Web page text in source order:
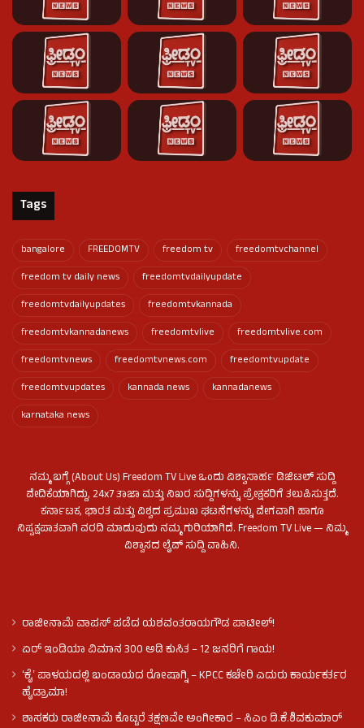
Tags
bangalore FREEDOMTV freedom tv
freedomtvchannel
freedom tv daily news
freedomtvdailyupdate
freedomtvdailyupdates
freedomtvkannada
freedomtvkannadanews
freedomtvlive
freedomtvlive.com
freedomtvnews
freedomtvnews.com
freedomtvupdate
freedomtvupdates
kannada news
kannadanews
karnataka news
ನಮ್ಮ ಬಗ್ಗೆ (About Us) Freedom TV Live ಒಂದು ವಿಶ್ವಾಸಾರ್ಹ ಡಿಜಿಟಲ್ ಸುದ್ದಿ
ವೇದಿಕೆಯಾಗಿದ್ದು, 24x7 ತಾಜಾ ಮತ್ತು ನಿಖರ ಸುದ್ದಿಗಳನ್ನು ಪ್ರೇಕ್ಷಕರಿಗೆ ತಲುಪಿಸುತ್ತದೆ.
ಕರ್ನಾಟಕ, ಭಾರತ ಮತ್ತು ವಿಶ್ವದ ಪ್ರಮುಖ ಘಟನೆಗಳನ್ನು ವೇಗವಾಗಿ ಹಾಗೂ
ನಿಷ್ಪಕ್ಷಪಾತವಾಗಿ ವರದಿ ಮಾಡುವುದು ನಮ್ಮ ಗುರಿಯಾಗಿದೆ. Freedom TV Live — ನಿಮ್ಮ
ವಿಶ್ವಾಸದ ಲೈವ್ ಸುದ್ದಿ ವಾಹಿನಿ.
ರಾಜೀನಾಮೆ ವಾಪಸ್ ಪಡೆದ ಯಶವಂತರಾಯಗೌಡ ಪಾಟೀಲ್‌!
ಏರ್ ಇಂಡಿಯಾ ವಿಮಾನ 300 ಅಡಿ ಕುಸಿತ – 12 ಜನರಿಗೆ ಗಾಯ!
ʻಕೈʼ​ ಪಾಳಯದಲ್ಲಿ ಬಂಡಾಯದ ರೋಷಾಗ್ನಿ – KPCC ಕಚೇರಿ ಎದುರು ಕಾರ್ಯಕರ್ತರ
ಹೈಡ್ರಾಮಾ!
ಶಾಸಕರು ರಾಜೀನಾಮೆ ಕೊಟ್ಟರೆ ತಕ್ಷಣವೇ ಅಂಗೀಕಾರ – ಸಿಎಂ ಡಿ.ಕೆ.ಶಿವಕುಮಾರ್